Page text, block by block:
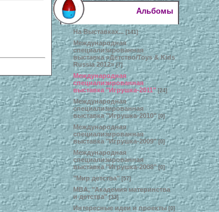
Альбомы
На Выставках... [141]
Международная
специализированная
выставка «Детство/Toys & Kids
Russia 2012» [7]
Международная
специализированная
выставка "Игрушка-2011" [24]
Международная
специализированная
выставка "Игрушка-2010" [0]
Международная
специализированная
выставка "Игрушка-2009" [0]
Международная
специализированная
выставка "Игрушка-2008" [0]
"Мир детства" [57]
MBA, "Академия материнства
и детства" [33]
Интересные идеи и проекты [0]